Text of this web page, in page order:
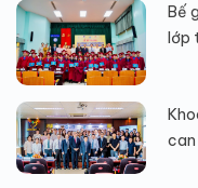
Bế
lớp
can